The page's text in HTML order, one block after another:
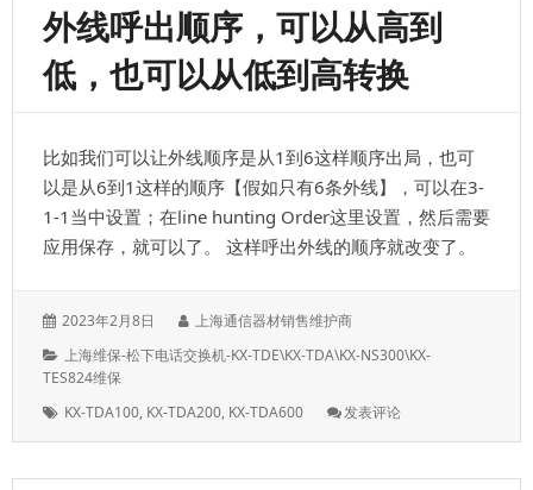
NS1000
电
话
交
上
门
安
装
和
KX-
外线呼出顺序，可以从高到
低，也可以从低到高转换
比如我们可以让外线顺序是从1到6这样顺序出局，也可
以是从6到1这样的顺序【假如只有6条外线】，可以在3-
1-1当中设置；在line hunting Order这里设置，然后需要
应用保存，就可以了。 这样呼出外线的顺序就改变了。
发
于：
2023年2月8日
作
上海通信器材销售维护商
分
类：
上海维保-松下电话交换机-KX-TDE\KX-TDA\KX-NS300\KX-
TES824维保
标
KX-TDA100, KX-TDA200, KX-TDA600 发表评论: 外
出